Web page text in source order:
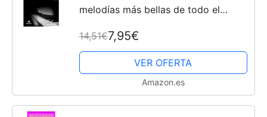
melodías más bellas de todo el
Español)
14,51€7,95€
VER OFERTA
Amazon.es